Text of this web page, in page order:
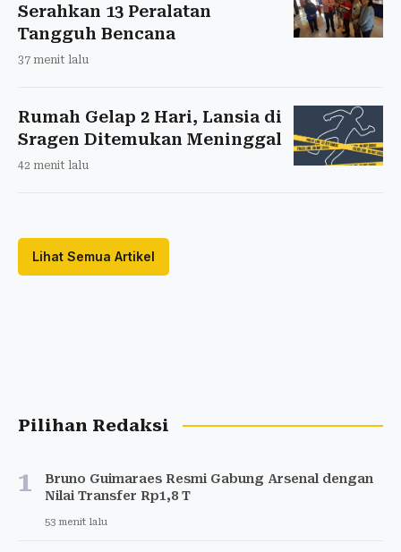
Serahkan 13 Peralatan
Tangguh Bencana
37 menit lalu
Rumah Gelap 2 Hari, Lansia di
Sragen Ditemukan Meninggal
42 menit lalu
Lihat Semua Artikel
Pilihan Redaksi
1
Bruno Guimaraes Resmi Gabung Arsenal dengan
Nilai Transfer Rp1,8 T
53 menit lalu